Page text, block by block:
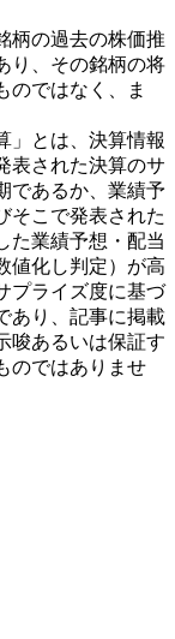
柄の過去の株価推
り、その銘柄の将
のではなく、ま
」とは、決算情報
表された決算のサ
であるか、業績予
そこで発表された
た業績予想・配当
値化し判定）が高
プライズ度に基づ
あり、記事に掲載
唆あるいは保証す
のではありませ